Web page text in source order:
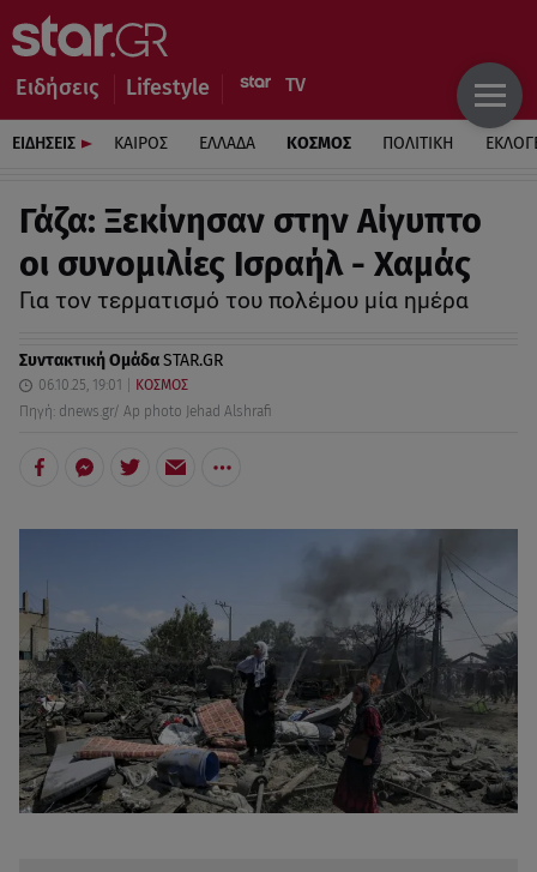
Ειδήσεις Lifestyle
ΕΙΔΗΣΕΙΣ ΚΑΙΡΟΣ ΕΛΛΑΔΑ ΚΟΣΜΟΣ ΠΟΛΙΤΙΚΗ
Γάζα: Ξεκίνησαν στην Αίγυπτο
οι συνομιλίες Ισραήλ - Χαμάς
Για τον τερματισμό του πολέμου μία ημέρα
Συντακτική ΟμάδαSTAR.GR
06.10.25, 19:01
ΚΟΣΜΟΣ
Πηγή: dnews.gr/ Ap photo Jehad Alshrafi